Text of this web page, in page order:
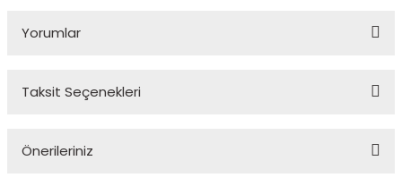
Yorumlar
Taksit Seçenekleri
Önerileriniz